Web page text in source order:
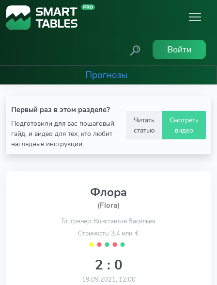
Войти
Прогнозы
Первый раз в этом разделе?
Подготовили для вас пошаговый
гайд, и видео для тех, кто любит
наглядные инструкции
Читать
статью
Смотреть
видео
Флора
(Flora)
Гл. тренер: Константин Васильев
Стоимость: 3.4 млн. €
⬤ ⬤ ⬤ ⬤ ⬤
2 : 0
19.09.2021, 12:00